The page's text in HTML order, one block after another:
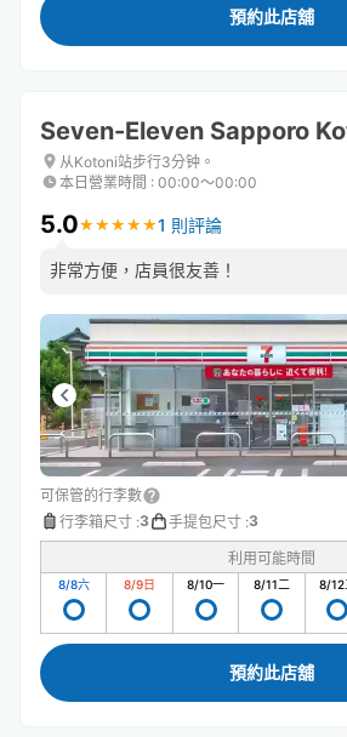
預約此店舖
Seven-Eleven Sapporo
从Kotoni站步行3分钟。
本日營業時間 : 00:00〜00:00
5.0★ ★ ★ ★ ★
★ ★ ★ ★ ★1 則評論
非常方便，店員很友善！
可保管的行李數
行李箱尺寸 :3 手提包尺寸 :3
利用可能時間
8/8六 8/9日 8/10一 8/11二 8/12
預約此店舖